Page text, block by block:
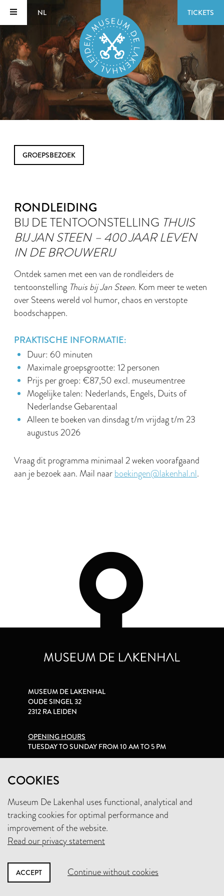
NL TICKETS
GROEPSBEZOEK
RONDLEIDING
BIJ DE TENTOONSTELLING THUIS
BIJ JAN STEEN – 400 JAAR LEVEN
IN DE BROUWERIJ
Ontdek samen met een van de rondleiders de
tentoonstelling Thuis bij Jan Steen. Kom meer te weten
over Steens wereld vol humor, chaos en verstopte
boodschappen.
PRAKTISCHE INFORMATIE:
Duur: 60 minuten
Maximale groepsgrootte: 12 personen
Prijs per groep: €87,50 excl. museumentree
Mogelijke talen: Nederlands, Engels, Duits of
Nederlandse Gebarentaal
Alleen te boeken van dinsdag t/m vrijdag t/m 23
augustus 2026
Vraag dit programma minimaal 2 weken voorafgaand
aan je bezoek aan. Mail naarboekingen@lakenhal.nl.
COOKIES
Museum De Lakenhal uses functional, analytical and
tracking cookies for optimal performance and
improvement of the website.
Read our privacy statement
ACCEPT Continue without cookies
MUSEUM DE LAKENHAL
OUDE SINGEL 32
2312 RA LEIDEN
OPENING HOURS
TUESDAY TO SUNDAY FROM 10 AM TO 5 PM
+31 (0)71 5165360
INFO@LAKENHAL.NL
SUPPORT THE MUSEUM
NEWSLETTER